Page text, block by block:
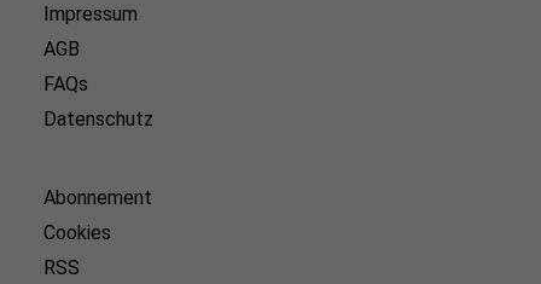
Impressum
AGB
FAQs
Datenschutz
Abonnement
Cookies
RSS